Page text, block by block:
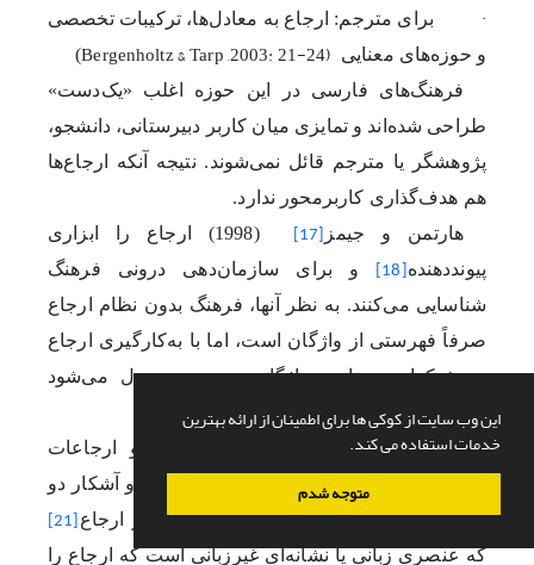
این وب سایت از کوکی ها برای اطمینان از ارائه بهترین
خدمات استفاده می کند.
متوجه شدم
·
برای مترجم: ارجاع به معادل‌ها، ترکیبات تخصصی
و حوزه‌های معنایی Bergenholtz & Tarp ,2003: 21-24)
)
فرهنگ‌های فارسی در این حوزه اغلب «یک‌دست»
طراحی شده‌اند و تمایزی میان کاربر دبیرستانی، دانشجو،
‌پژوهشگر یا مترجم قائل نمی‌شوند. نتیجه آنکه ارجاع‌ها
هم هدف‌گذاری کاربرمحور ندارد.
هارتمن و جیمز
[17]
1998)) ارجاع را ابزاری
پیونددهنده [18]
و برای سازمان‌دهی درونی فرهنگ
شناسایی می‌کنند. به نظر آنها، فرهنگ بدون نظام ارجاع
صرفاً فهرستی از واژگان است، اما با به‌کارگیری ارجاع
به شبکه‌ای معنایی، واژگانی و صوری بدل می‌شود
Hartmann & James, 1998: 27-28)
آنها به‌ویژه میان ارجاعات صریح
و ارجاعات
تمایز قائل می‌شوند.
ارجاع صریح و آشکار دو
بخش اصلی را شامل می‌شود: الف) نشانگر ارجاع [21]
که عنصری زبانی یا نشانه‌ای غیرزبانی است که ارجاع را